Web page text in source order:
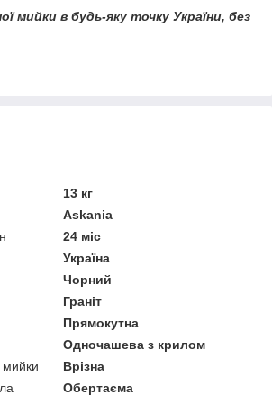
мийки в будь-яку точку України, без
13 кг
Askania
24 міс
Україна
Чорний
Граніт
Прямокутна
Одночашева з крилом
мийки
Врізна
Обертаєма